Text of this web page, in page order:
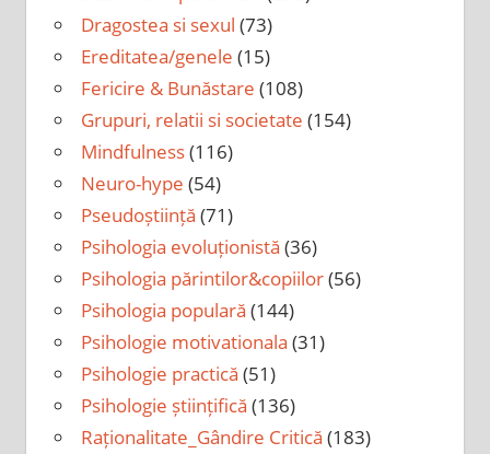
Dragostea si sexul (73)
Ereditatea/genele (15)
Fericire & Bunăstare (108)
Grupuri, relatii si societate (154)
Mindfulness(116)
Neuro-hype (54)
Pseudoștiință (71)
Psihologia evoluționistă (36)
Psihologia părintilor&copiilor(56)
Psihologia populară (144)
Psihologie motivationala (31)
Psihologie practică (51)
Psihologie științifică (136)
Raționalitate_Gândire Critică (183)